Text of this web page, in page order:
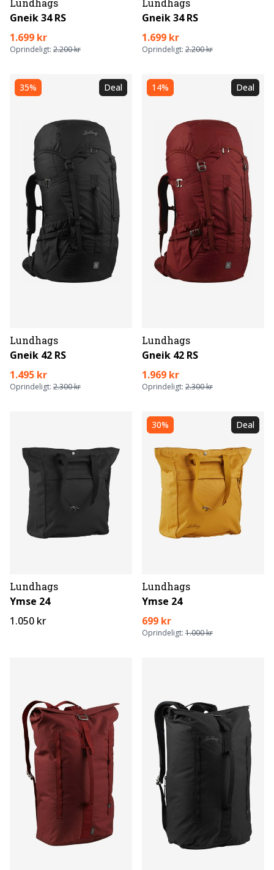
Lundhags
Gneik 34 RS
1.699 kr
Oprindeligt: 2.200 kr
Lundhags
Gneik 34 RS
1.699 kr
Oprindeligt: 2.200 kr
35% Deal
Lundhags
Gneik 42 RS
1.495 kr
Oprindeligt: 2.300 kr
14% Deal
Lundhags
Gneik 42 RS
1.969 kr
Oprindeligt: 2.300 kr
Lundhags
Ymse 24
1.050 kr
30% Deal
Lundhags
Ymse 24
699 kr
Oprindeligt: 1.000 kr